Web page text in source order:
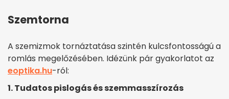
Szemtorna
A szemizmok tornáztatása szintén kulcsfontosságú a
romlás megelőzésében. Idézünk pár gyakorlatot az
eoptika.hu-ról:
1. Tudatos pislogás és szemmasszírozás